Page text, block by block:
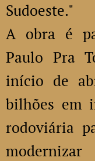
Sudoeste."
A obra é
Paulo Pra
início de
bilhões em
rodoviária